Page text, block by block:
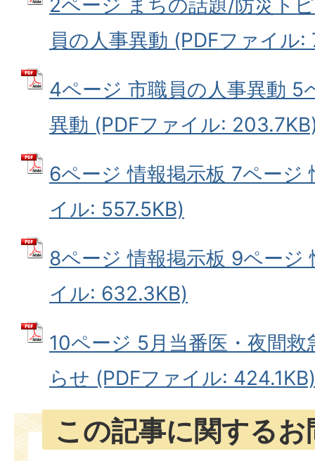
員の人事異動 (PDFファイル
4ページ 市職員の人事異動 5
異動 (PDFファイル:
6ページ 情報掲示板 7ページ
イル: 557.5KB)
8ページ 情報掲示板 9ページ
イル: 632.3KB)
10ページ 5月当番医・夜間
らせ (PDFファイル: 424.1KB)
この記事に関する